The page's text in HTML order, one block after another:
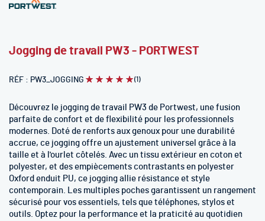
Jogging de travail PW3 - PORTWEST
RÉF PW3_JOGGING Évaluation: (1)
Découvrez le jogging de travail PW3 de Portwest, une fusion
parfaite de confort et de flexibilité pour les professionnels
modernes. Doté de renforts aux genoux pour une durabilité
accrue, ce jogging offre un ajustement universel grâce à la
taille et à l'ourlet côtelés. Avec un tissu extérieur en coton et
polyester, et des empiècements contrastants en polyester
Oxford enduit PU, ce jogging allie résistance et style
contemporain. Les multiples poches garantissent un rangement
sécurisé pour vos essentiels, tels que téléphones, stylos et
outils. Optez pour la performance et la praticité au quotidien
Skip
of
images